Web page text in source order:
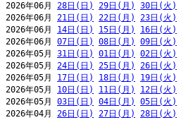
2026年06月 28日(日) 29日(月) 30日(火)
2026年06月 21日(日) 22日(月) 23日(火)
2026年06月 14日(日) 15日(月) 16日(火)
2026年06月 07日(日) 08日(月) 09日(火)
2026年05月 31日(日) 01日(月) 02日(火)
2026年05月 24日(日) 25日(月) 26日(火)
2026年05月 17日(日) 18日(月) 19日(火)
2026年05月 10日(日) 11日(月) 12日(火)
2026年05月 03日(日) 04日(月) 05日(火)
2026年04月 26日(日) 27日(月) 28日(火)